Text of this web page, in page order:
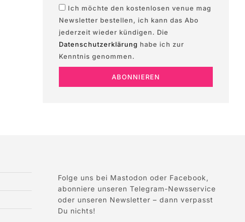
Ich möchte den kostenlosen venue mag
Newsletter bestellen, ich kann das Abo
jederzeit wieder kündigen. Die
Datenschutzerklärung habe ich zur
Kenntnis genommen.
ABONNIEREN
Folge uns bei Mastodon oder Facebook,
abonniere unseren Telegram-Newsservice
oder unseren Newsletter – dann verpasst
Du nichts!